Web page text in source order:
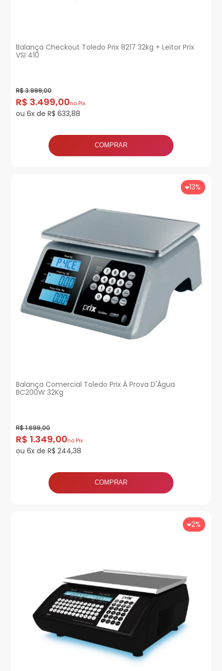
Balança Checkout Toledo Prix 8217 32kg + Leitor Prix
VSI 410
R$ 3.999,00
R$ 3.499,00no Pix
ou 6x de R$ 633,88
COMPRAR
Balança Comercial Toledo Prix À Prova D'Água
BC200W 32Kg
13%
R$ 1.699,00
R$ 1.349,00no Pix
ou 6x de R$ 244,38
COMPRAR
2%